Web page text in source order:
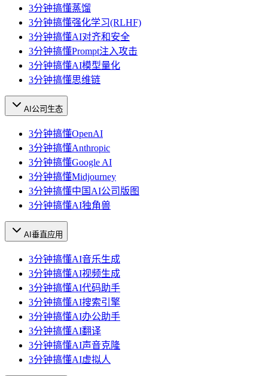
3分钟搞懂蒸馏
3分钟搞懂强化学习(RLHF)
3分钟搞懂AI对齐和安全
3分钟搞懂Prompt注入攻击
3分钟搞懂AI模型量化
3分钟搞懂思维链
AI公司生态
3分钟搞懂OpenAI
3分钟搞懂Anthropic
3分钟搞懂Google AI
3分钟搞懂Midjourney
3分钟搞懂中国AI公司版图
3分钟搞懂AI独角兽
AI垂直应用
3分钟搞懂AI音乐生成
3分钟搞懂AI视频生成
3分钟搞懂AI代码助手
3分钟搞懂AI搜索引擎
3分钟搞懂AI办公助手
3分钟搞懂AI翻译
3分钟搞懂AI声音克隆
3分钟搞懂AI虚拟人